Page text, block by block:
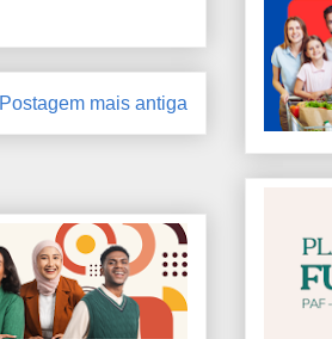
Postagem mais antiga